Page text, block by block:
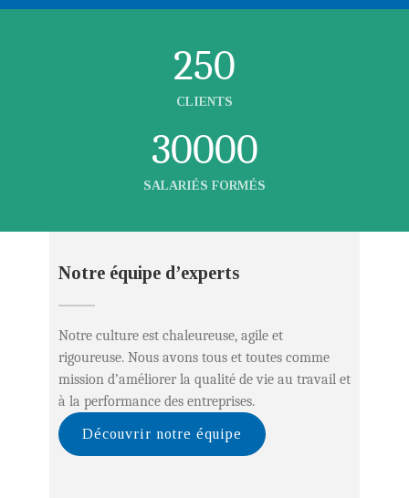
250
CLIENTS
30000
SALARIÉS FORMÉS
Notre équipe d’experts
Notre culture est chaleureuse, agile et
rigoureuse. Nous avons tous et toutes comme
mission d’améliorer la qualité de vie au travail et
à la performance des entreprises.
Découvrir notre équipe